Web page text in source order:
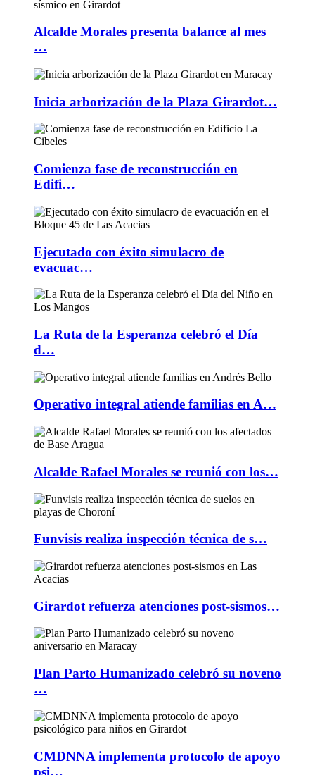
Alcalde Morales presenta balance al mes
…
Inicia arborización de la Plaza Girardot…
Comienza fase de reconstrucción en
Edifi…
Ejecutado con éxito simulacro de
evacuac…
La Ruta de la Esperanza celebró el Día
d…
Operativo integral atiende familias en A…
Alcalde Rafael Morales se reunió con los…
Funvisis realiza inspección técnica de s…
Girardot refuerza atenciones post-sismos…
Plan Parto Humanizado celebró su noveno
…
CMDNNA implementa protocolo de apoyo
psi…